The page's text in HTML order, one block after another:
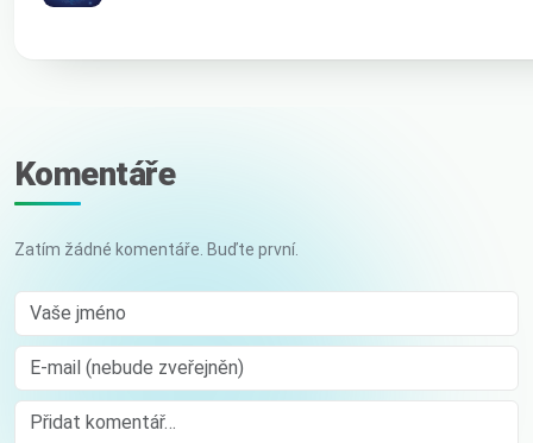
Komentáře
Zatím žádné komentáře. Buďte první.
Vaše jméno
E-mail (nebude zveřejněn)
Comment